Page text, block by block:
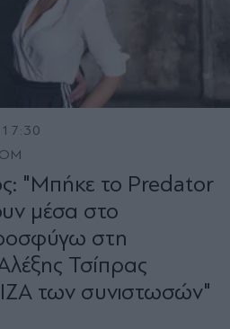
"Μπήκε το Predator
μέσα στο
στη
Τσίπρας
των συνιστωσών"